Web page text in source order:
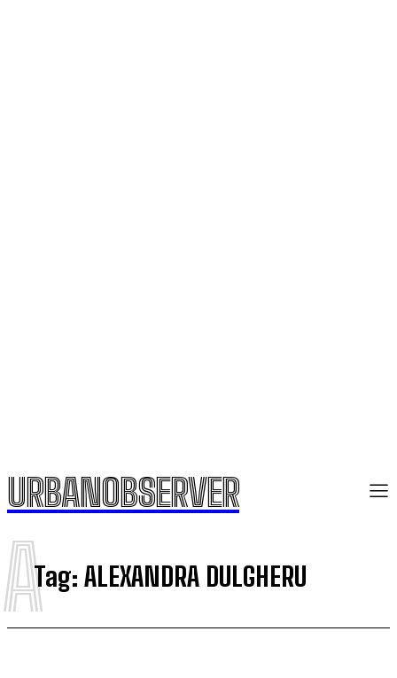
URBANOBSERVER
Tag: ALEXANDRA DULGHERU
A